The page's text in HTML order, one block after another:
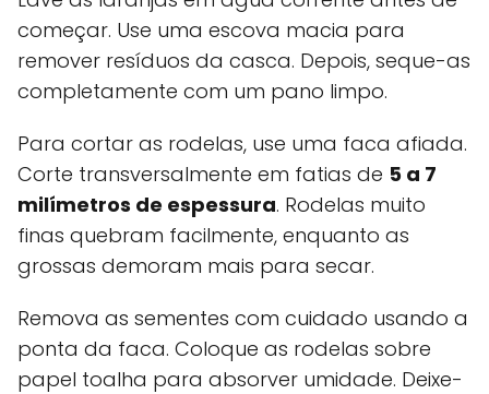
começar. Use uma escova macia para
remover resíduos da casca. Depois, seque-as
completamente com um pano limpo.
Para cortar as rodelas, use uma faca afiada.
Corte transversalmente em fatias de 5 a 7
milímetros de espessura. Rodelas muito
finas quebram facilmente, enquanto as
grossas demoram mais para secar.
Remova as sementes com cuidado usando a
ponta da faca. Coloque as rodelas sobre
papel toalha para absorver umidade. Deixe-